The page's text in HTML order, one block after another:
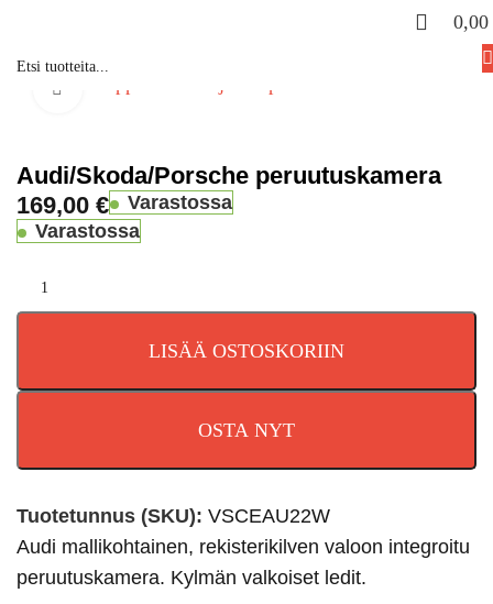
0,00
Click to enlarge
Audi/Skoda/Porsche peruutuskamera
169,00 €
Varastossa
Varastossa
LISÄÄ OSTOSKORIIN
OSTA NYT
Tuotetunnus (SKU): VSCEAU22W
Audi mallikohtainen, rekisterikilven valoon integroitu
peruutuskamera. Kylmän valkoiset ledit.